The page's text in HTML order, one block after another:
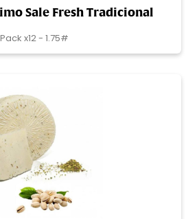
Sale Fresh Tradicional
Pack x12 - 1.75#